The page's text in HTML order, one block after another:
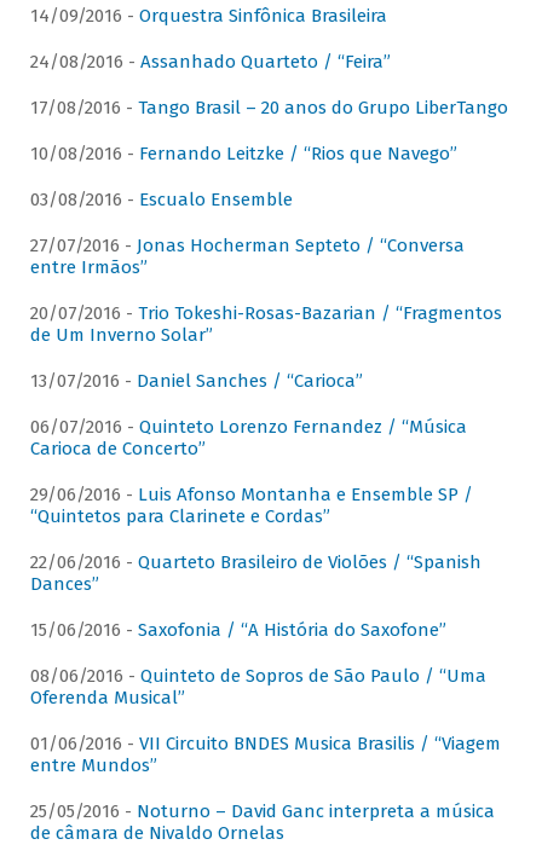
14/09/2016 - Orquestra Sinfônica Brasileira
24/08/2016 - Assanhado Quarteto / “Feira”
17/08/2016 - Tango Brasil – 20 anos do Grupo LiberTango
10/08/2016 - Fernando Leitzke / “Rios que Navego”
03/08/2016 - Escualo Ensemble
27/07/2016 - Jonas Hocherman Septeto / “Conversa
entre Irmãos”
20/07/2016 - Trio Tokeshi-Rosas-Bazarian / “Fragmentos
de Um Inverno Solar”
13/07/2016 - Daniel Sanches / “Carioca”
06/07/2016 - Quinteto Lorenzo Fernandez / “Música
Carioca de Concerto”
29/06/2016 - Luis Afonso Montanha e Ensemble SP /
“Quintetos para Clarinete e Cordas”
22/06/2016 - Quarteto Brasileiro de Violões / “Spanish
Dances”
15/06/2016 - Saxofonia / “A História do Saxofone”
08/06/2016 - Quinteto de Sopros de São Paulo / “Uma
Oferenda Musical”
01/06/2016 - VII Circuito BNDES Musica Brasilis / “Viagem
entre Mundos”
25/05/2016 - Noturno – David Ganc interpreta a música
de câmara de Nivaldo Ornelas